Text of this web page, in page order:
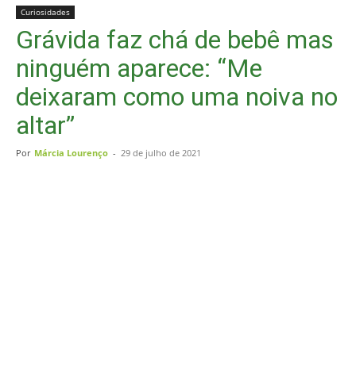
Curiosidades
Grávida faz chá de bebê mas
ninguém aparece: “Me
deixaram como uma noiva no
altar”
Por Márcia Lourenço - 29 de julho de 2021